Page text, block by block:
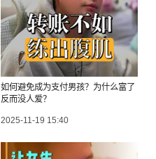
如何避免成为支付男孩？为什么富了
反而没人爱？
2025-11-19 15:40